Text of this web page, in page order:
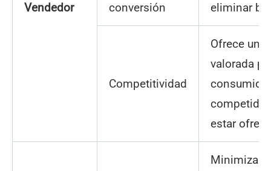
Vendedor
conversión
eliminar
Competitividad
Ofrece una
valorada
estar
Minimiza